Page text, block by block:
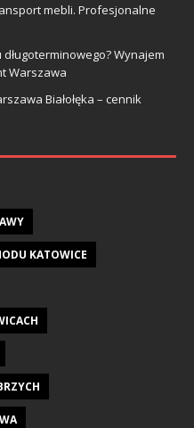
mebli. Profesjonalne
Wynajem
Warszawa
Białołęka – cennik
KATOWICE